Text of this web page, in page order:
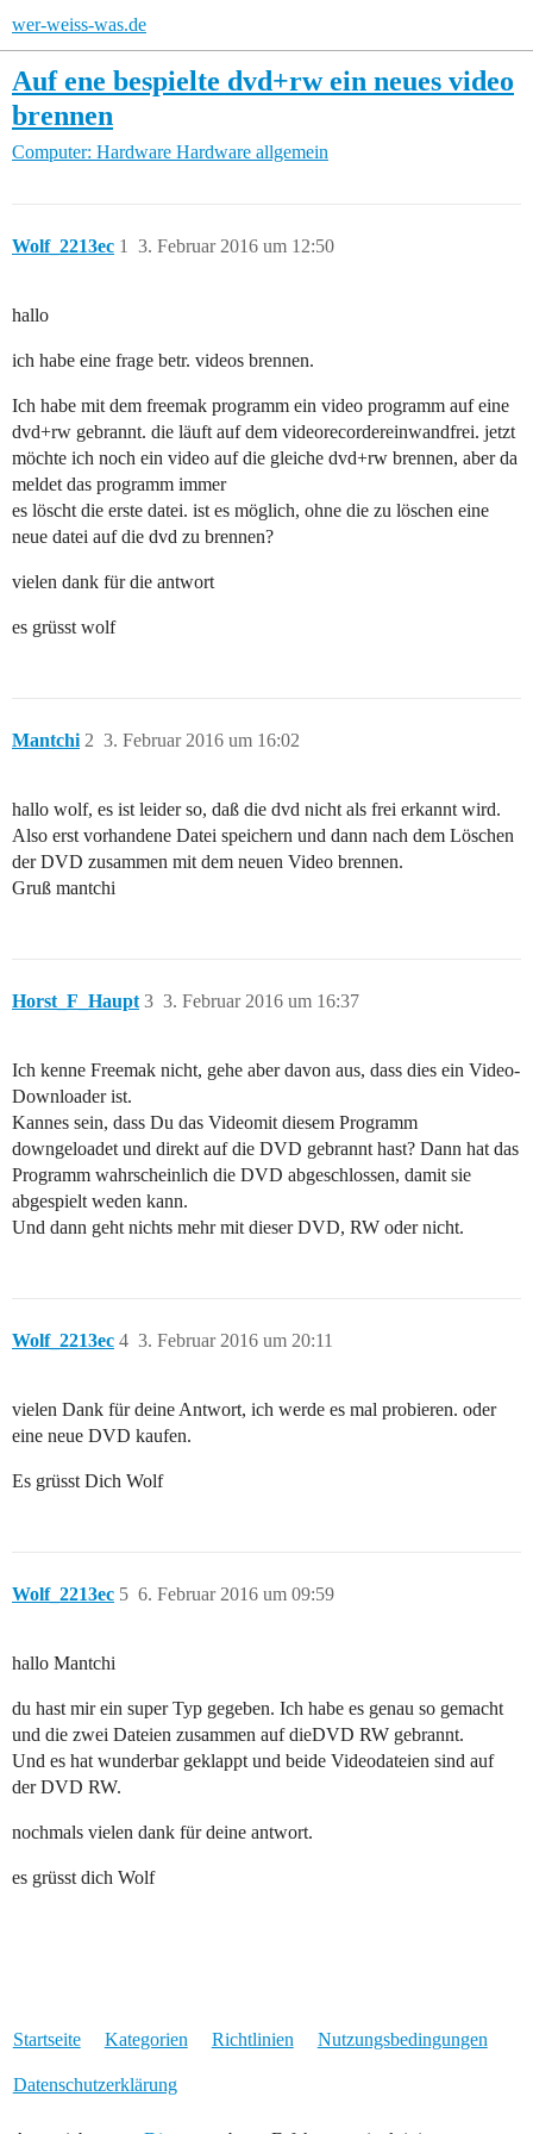
wer-weiss-was.de
Auf ene bespielte dvd+rw ein neues video
brennen
Computer: Hardware Hardware allgemein
Wolf_2213ec 3. Februar 2016 um 12:50
1
hallo
ich habe eine frage betr. videos brennen.
Ich habe mit dem freemak programm ein video programm auf eine
dvd+rw gebrannt. die läuft auf dem videorecordereinwandfrei. jetzt
möchte ich noch ein video auf die gleiche dvd+rw brennen, aber da
meldet das programm immer
es löscht die erste datei. ist es möglich, ohne die zu löschen eine
neue datei auf die dvd zu brennen?
vielen dank für die antwort
es grüsst wolf
Mantchi 3. Februar 2016 um 16:02
2
hallo wolf, es ist leider so, daß die dvd nicht als frei erkannt wird.
Also erst vorhandene Datei speichern und dann nach dem Löschen
der DVD zusammen mit dem neuen Video brennen.
Gruß mantchi
Horst_F_Haupt 3. Februar 2016 um 16:37
3
Ich kenne Freemak nicht, gehe aber davon aus, dass dies ein Video-
Downloader ist.
Kannes sein, dass Du das Videomit diesem Programm
downgeloadet und direkt auf die DVD gebrannt hast? Dann hat das
Programm wahrscheinlich die DVD abgeschlossen, damit sie
abgespielt weden kann.
Und dann geht nichts mehr mit dieser DVD, RW oder nicht.
Wolf_2213ec 3. Februar 2016 um 20:11
4
vielen Dank für deine Antwort, ich werde es mal probieren. oder
eine neue DVD kaufen.
Es grüsst Dich Wolf
Wolf_2213ec 6. Februar 2016 um 09:59
5
hallo Mantchi
du hast mir ein super Typ gegeben. Ich habe es genau so gemacht
und die zwei Dateien zusammen auf dieDVD RW gebrannt.
Und es hat wunderbar geklappt und beide Videodateien sind auf
der DVD RW.
nochmals vielen dank für deine antwort.
es grüsst dich Wolf
Startseite Kategorien Richtlinien Nutzungsbedingungen
Datenschutzerklärung